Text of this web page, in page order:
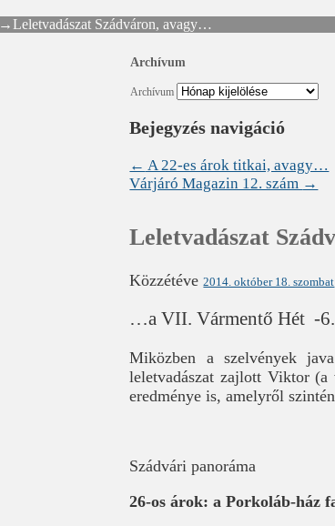
→Leletvadászat Szádváron, avagy…
Archívum
Archívum
Bejegyzés navigáció
← A 22-es árok titkai, avagy…
Várjáró Magazin 12. szám →
Leletvadászat
Közzétéve2014. október 18. szombat
…a VII. Vármentő Hét -
Miközben a szelvények
leletvadászat zajlott Viktor (a
eredménye is, amelyről
Szádvári panoráma
26-os árok: a Porkoláb-ház